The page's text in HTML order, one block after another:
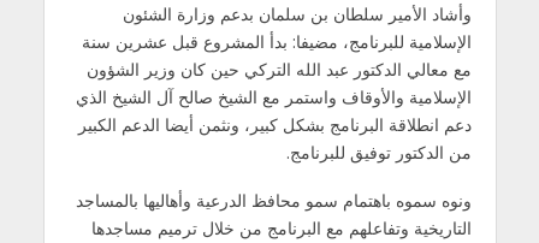
وأشاد الأمير سلطان بن سلمان بدعم وزارة الشئون
الإسلامية للبرنامج، مضيفا: بدأ المشروع قبل عشرين سنة
مع معالي الدكتور عبد الله التركي حين كان وزير الشؤون
الإسلامية والأوقاف واستمر مع الشيخ صالح آل الشيخ الذي
دعم انطلاقة البرنامج بشكل كبير، ونثمن أيضا الدعم الكبير
من الدكتور توفيق للبرنامج.
ونوه سموه باهتمام سمو محافظ الدرعية وأهاليها بالمساجد
التاريخية وتفاعلهم مع البرنامج من خلال ترميم مساجدها